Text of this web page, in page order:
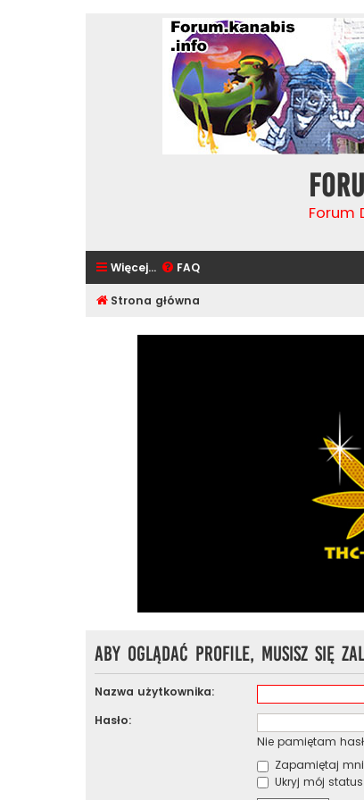
Forum
Więcej… FAQ
Strona główna
Aby oglądać profile, musisz się
Nazwa użytkownika:
Hasło:
Nie pamiętam
Zapamiętaj
Ukryj mój